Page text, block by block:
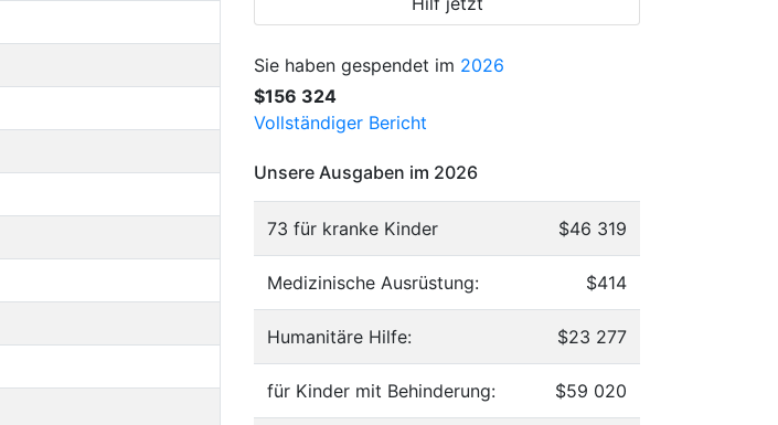
Sie haben gespendet im 2026
$156 324
Vollständiger Bericht
Unsere Ausgaben im 2026
73 für kranke Kinder $46 319
Medizinische Ausrüstung: $414
Humanitäre Hilfe: $23 277
für Kinder mit Behinderung: $59 020